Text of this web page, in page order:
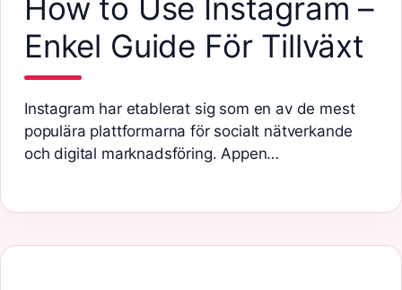
How to Use Instagram –
Enkel Guide För Tillväxt
Instagram har etablerat sig som en av de mest
populära plattformarna för socialt nätverkande
och digital marknadsföring. Appen…